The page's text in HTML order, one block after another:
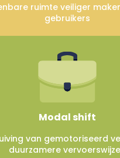
ruimte veiliger
gebruikers
Modal shift
van gemotoriseerd
duurzamere